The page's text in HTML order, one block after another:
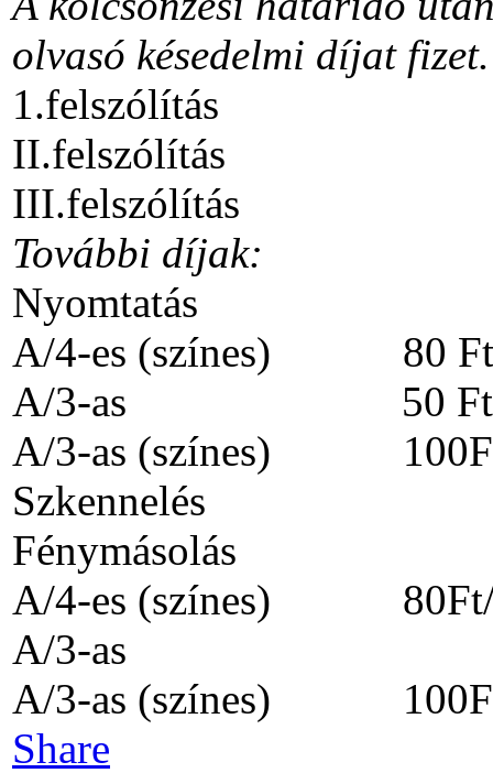
olvasó késedelmi díjat fizet.
1.felszólítás
II.felszólítás
III.felszólítás
További díjak:
Nyomtatás
A/4-es (színes) 80
A/3-as 50 Ft/
A/3-as (színes)
A/4-es (színes) 80Ft/
A/3-as 30
A/3-as (színes)
Share